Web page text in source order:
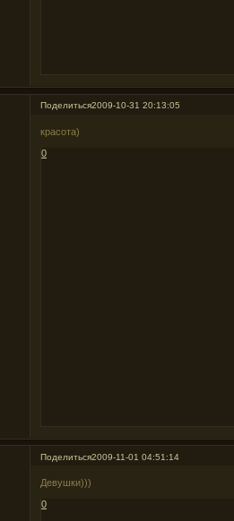
Поделиться2009-10-31 20:13:05
красота)
0
Поделиться2009-11-01 04:51:14
Девушки)))
0